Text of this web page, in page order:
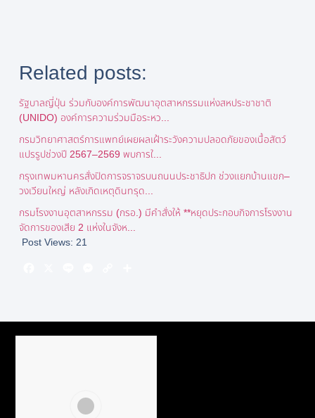
Related posts:
รัฐบาลญี่ปุ่น ร่วมกับองค์การพัฒนาอุตสาหกรรมแห่งสหประชาชาติ
(UNIDO) องค์การความร่วมมือระหว...
กรมวิทยาศาสตร์การแพทย์เผยผลเฝ้าระวังความปลอดภัยของเนื้อสัตว์
แปรรูปช่วงปี 2567–2569 พบการใ...
กรุงเทพมหานครสั่งปิดการจราจรบนถนนประชาธิปก ช่วงแยกบ้านแขก–
วงเวียนใหญ่ หลังเกิดเหตุดินทรุด...
กรมโรงงานอุตสาหกรรม (กรอ.) มีคำสั่งให้ **หยุดประกอบกิจการโรงงาน
จัดการของเสีย 2 แห่งในจังห...
Post Views: 21